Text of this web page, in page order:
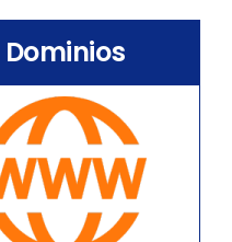
Dominios